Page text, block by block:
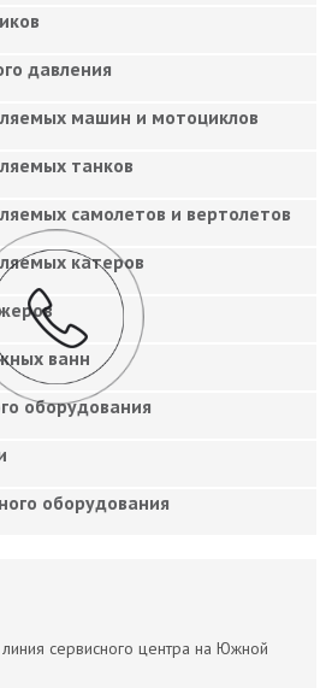
давления
машин и мотоциклов
танков
самолетов и вертолетов
катеров
ванн
оборудования
оборудования
сервисного центра на Южной